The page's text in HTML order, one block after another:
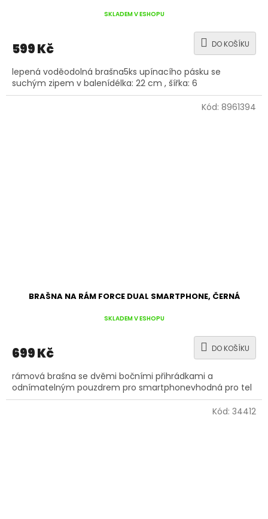
SKLADEM V ESHOPU
599 Kč DO KOŠÍKU
lepená voděodolná brašna5ks upínacího pásku se
suchým zipem v balenídélka: 22 cm , šířka: 6
BRAŠNA NA RÁM FORCE DUAL SMARTPHONE, ČERNÁ
SKLADEM V ESHOPU
699 Kč DO KOŠÍKU
rámová brašna se dvěmi bočními přihrádkami a
odnímatelným pouzdrem pro smartphonevhodná pro tel
Kód: 8961394
Kód: 34412